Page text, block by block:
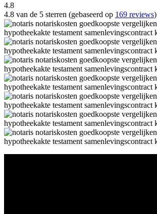
4.8
4.8 van de 5 sterren (gebaseerd op 169 reviews)